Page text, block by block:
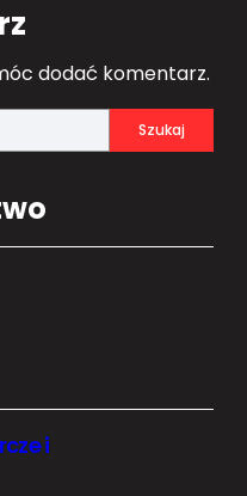
dodać komentarz.
Szukaj
i